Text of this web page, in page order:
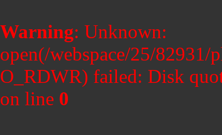
Warning: Unknown:
open(/webspace/25/82931/
O_RDWR) failed: Disk
on line 0